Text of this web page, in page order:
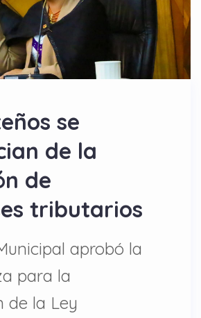
se
de la
de
tributarios
aprobó la
para la
de la Ley